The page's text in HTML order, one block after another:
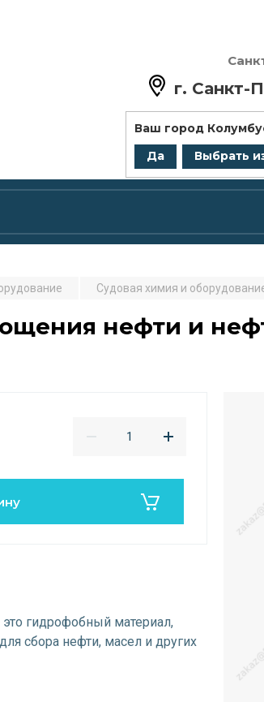
г. Санкт-
Ваш город
Да
Выбрать
+7 (812)
Судовая химия и
нефти и
гидрофобный материал,
сбора нефти, масел и других